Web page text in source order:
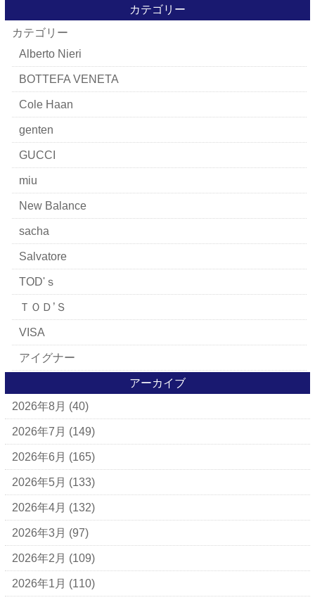
カテゴリー
カテゴリー
Alberto Nieri
BOTTEFA VENETA
Cole Haan
genten
GUCCI
miu
New Balance
sacha
Salvatore
TOD'ｓ
ＴＯＤ’Ｓ
VISA
アイグナー
アパレルブランド
BALLY
ＵＧＧ
アナスイ
アニエスベー
アルマーニ
アレン・エドモンズ
アンナ モリナーリ
アーカイブ
2026年8月 (40)
2026年7月 (149)
2026年6月 (165)
2026年5月 (133)
2026年4月 (132)
2026年3月 (97)
2026年2月 (109)
2026年1月 (110)